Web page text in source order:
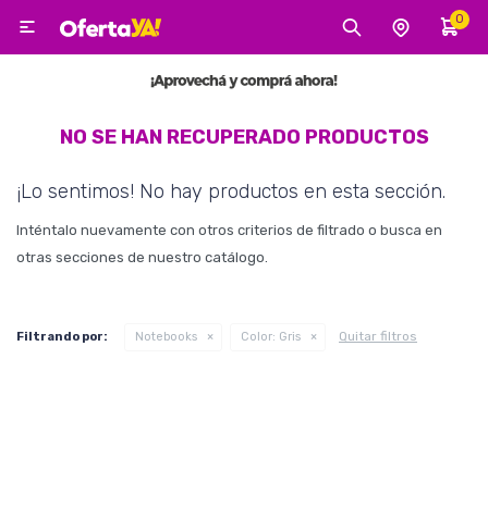
0

NO SE HAN RECUPERADO PRODUCTOS
¡Lo sentimos! No hay productos en esta sección.
Inténtalo nuevamente con otros criterios de filtrado o busca en
otras secciones de nuestro catálogo.
Filtrando por: Notebooks Color: Gris Quitar filtros
MI CUENTA
Tecnología
Tv, Audio y Video